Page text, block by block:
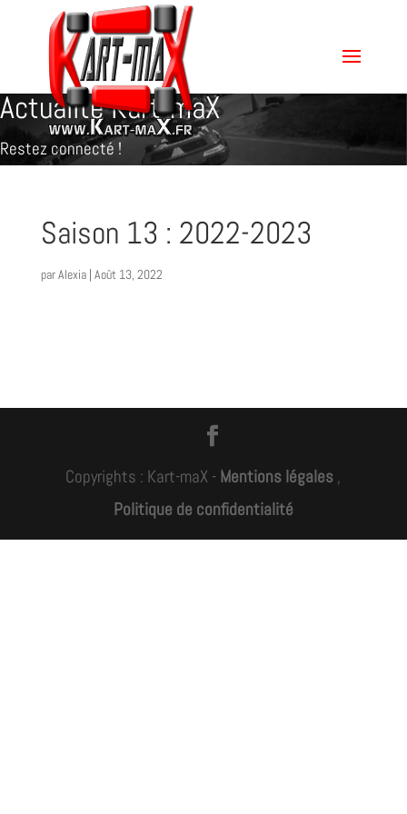
Actualité Kart-maX
Restez connecté !
Saison 13 : 2022-2023
parAlexia| Août 13, 2022
Copyrights : Kart-maX - Mentions légales ,
Politique de confidentialité